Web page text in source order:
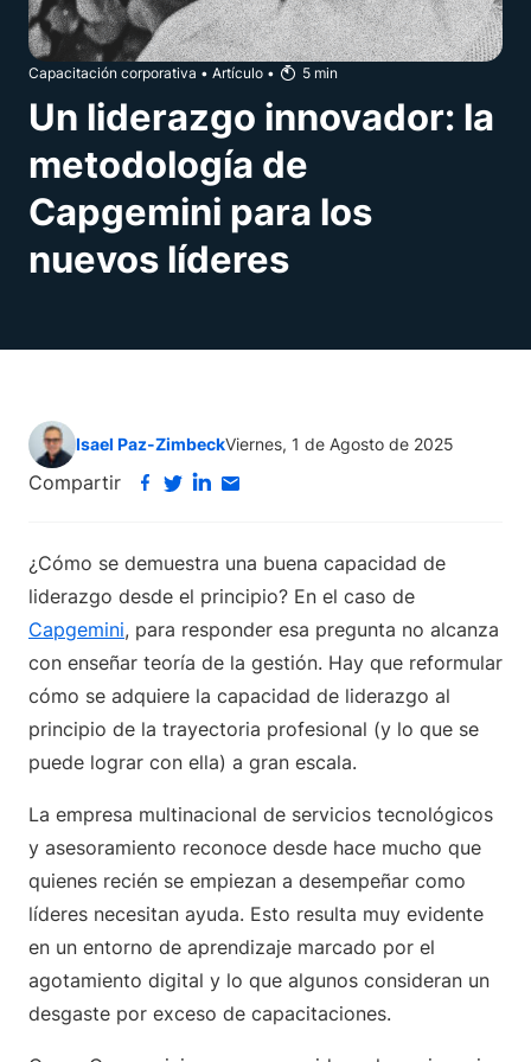
Capacitación corporativa • Artículo • 5 min
Un liderazgo innovador: la
metodología de
Capgemini para los
nuevos líderes
Isael Paz-ZimbeckViernes, 1 de Agosto de 2025
Compartir
¿Cómo se demuestra una buena capacidad de
liderazgo desde el principio? En el caso de
Capgemini, para responder esa pregunta no alcanza
con enseñar teoría de la gestión. Hay que reformular
cómo se adquiere la capacidad de liderazgo al
principio de la trayectoria profesional (y lo que se
puede lograr con ella) a gran escala.
La empresa multinacional de servicios tecnológicos
y asesoramiento reconoce desde hace mucho que
quienes recién se empiezan a desempeñar como
líderes necesitan ayuda. Esto resulta muy evidente
en un entorno de aprendizaje marcado por el
agotamiento digital y lo que algunos consideran un
desgaste por exceso de capacitaciones.